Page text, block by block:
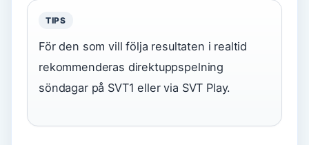
TIPS
För den som vill följa resultaten i realtid
rekommenderas direktuppspelning
söndagar på SVT1 eller via SVT Play.